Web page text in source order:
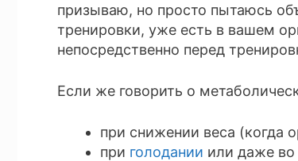
призываю, но просто пытаюсь
тренировки, уже есть в вашем
непосредственно перед
Если же говорить о
при снижении веса (когда
при голодании или даже во